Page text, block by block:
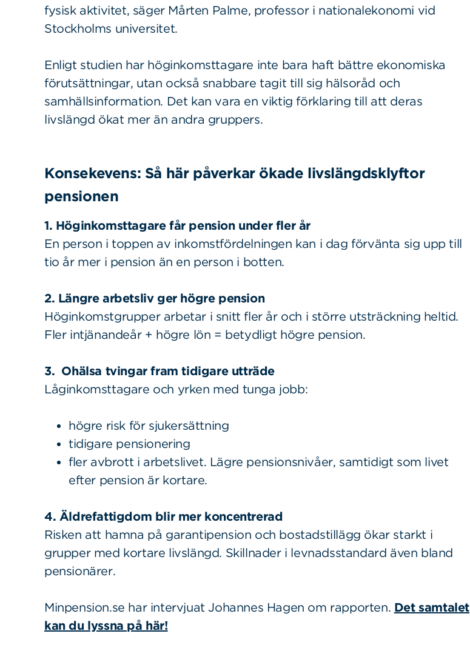
fysisk aktivitet, säger Mårten Palme, professor i nationalekonomi vid
Stockholms universitet.
Enligt studien har höginkomsttagare inte bara haft bättre ekonomiska
förutsättningar, utan också snabbare tagit till sig hälsoråd och
samhällsinformation. Det kan vara en viktig förklaring till att deras
livslängd ökat mer än andra gruppers.
Konsekevens: Så här påverkar ökade livslängdsklyftor
pensionen
1. Höginkomsttagare får pension under fler år
En person i toppen av inkomstfördelningen kan i dag förvänta sig upp till
tio år mer i pension än en person i botten.
2. Längre arbetsliv ger högre pension
Höginkomstgrupper arbetar i snitt fler år och i större utsträckning heltid.
Fler intjänandeår + högre lön = betydligt högre pension.
3. Ohälsa tvingar fram tidigare utträde
Låginkomsttagare och yrken med tunga jobb:
högre risk för sjukersättning
tidigare pensionering
fler avbrott i arbetslivet. Lägre pensionsnivåer, samtidigt som livet
efter pension är kortare.
4. Äldrefattigdom blir mer koncentrerad
Risken att hamna på garantipension och bostadstillägg ökar starkt i
grupper med kortare livslängd. Skillnader i levnadsstandard även bland
pensionärer.
Minpension.se har intervjuat Johannes Hagen om rapporten. Det samtalet
kan du lyssna på här!